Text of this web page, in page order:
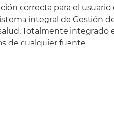
correcta para el
integral de Gestión
Totalmente integrado
de cualquier fuente.